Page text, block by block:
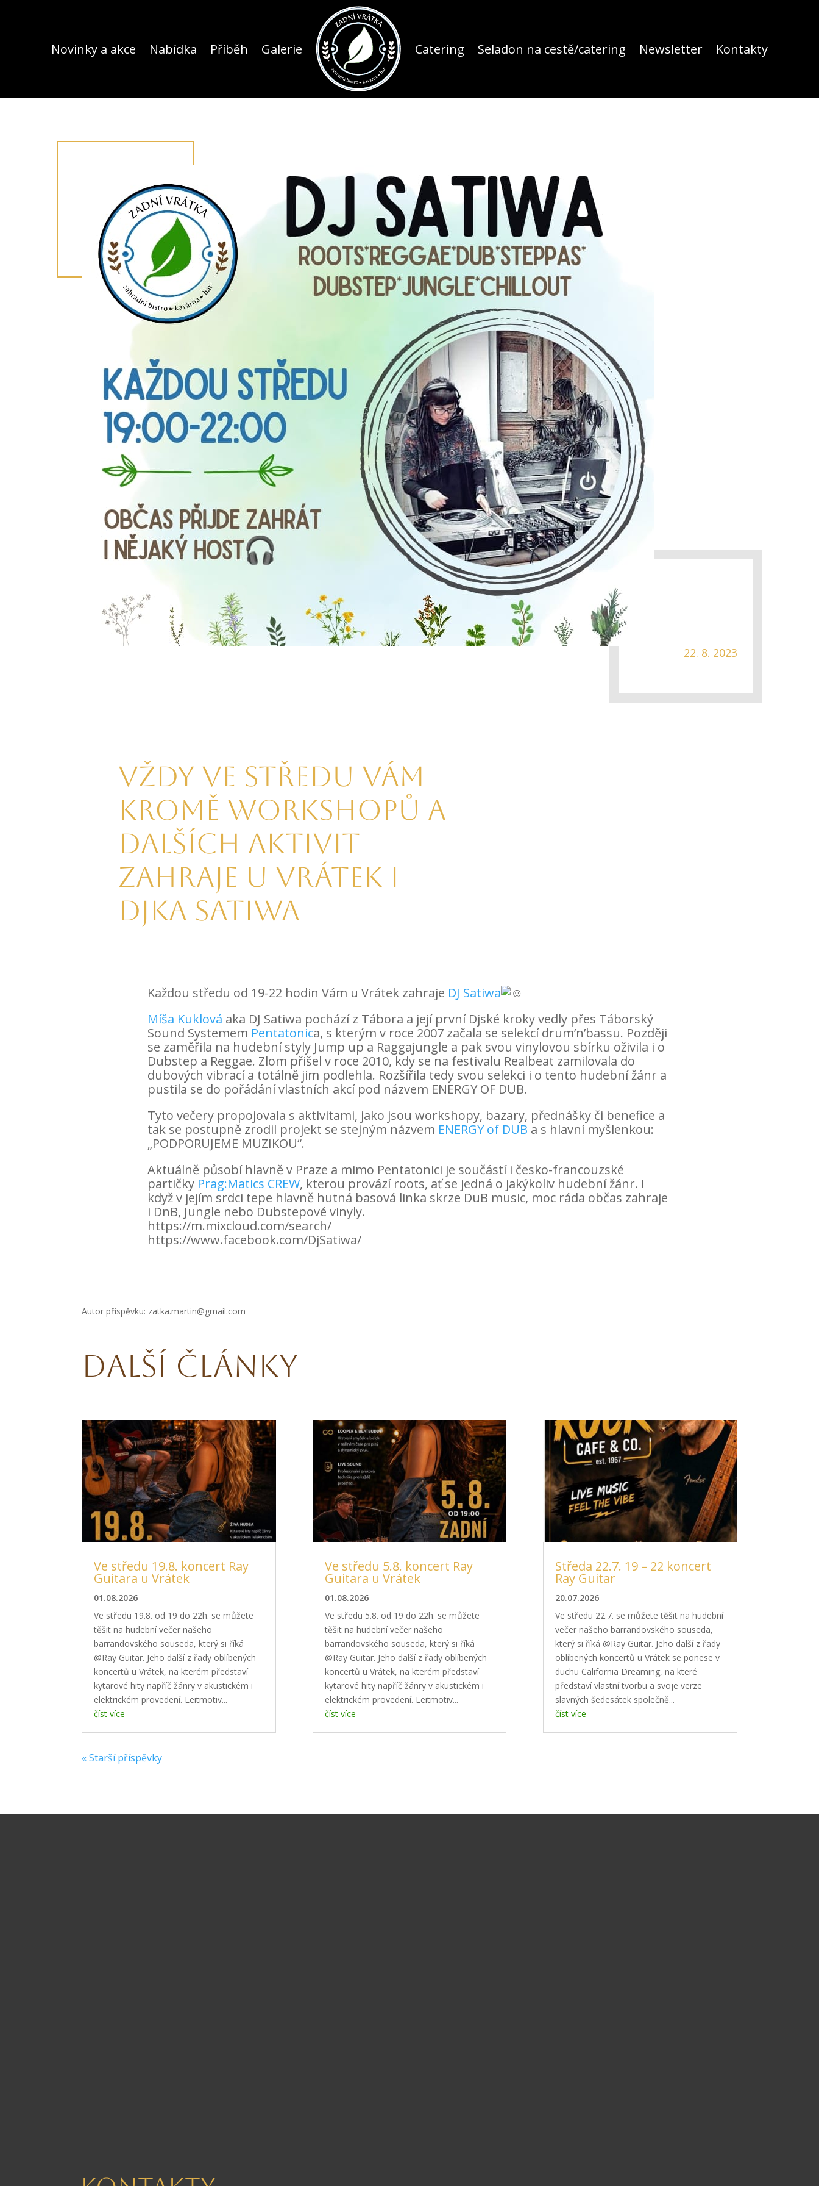
Novinky a akce Nabídka Příběh Galerie Catering Seladon na cestě/catering Newsletter Kontakty
22. 8. 2023
Vždy ve středu Vám
kromě workshopů a
dalších aktivit
zahraje u Vrátek i
Djka Satiwa
Každou středu od 19-22 hodin Vám u Vrátek zahraje DJ Satiwa
Míša Kuklová aka DJ Satiwa pochází z Tábora a její první Djské kroky vedly přes Táborský
Sound Systemem Pentatonica, s kterým v roce 2007 začala se selekcí drum’n’bassu. Později
se zaměřila na hudební styly Jump up a Raggajungle a pak svou vinylovou sbírku oživila i o
Dubstep a Reggae. Zlom přišel v roce 2010, kdy se na festivalu Realbeat zamilovala do
dubových vibrací a totálně jim podlehla. Rozšířila tedy svou selekci i o tento hudební žánr a
pustila se do pořádání vlastních akcí pod názvem ENERGY OF DUB.
Tyto večery propojovala s aktivitami, jako jsou workshopy, bazary, přednášky či benefice a
tak se postupně zrodil projekt se stejným názvem ENERGY of DUB a s hlavní myšlenkou:
„PODPORUJEME MUZIKOU“.
Aktuálně působí hlavně v Praze a mimo Pentatonici je součástí i česko-francouzské
partičky Prag:Matics CREW, kterou provází roots, ať se jedná o jakýkoliv hudební žánr. I
když v jejím srdci tepe hlavně hutná basová linka skrze DuB music, moc ráda občas zahraje
i DnB, Jungle nebo Dubstepové vinyly.
https://m.mixcloud.com/search/
https://www.facebook.com/DjSatiwa/
Autor příspěvku: zatka.martin@gmail.com
Další články
Ve středu 19.8. koncert Ray
Guitara u Vrátek
01.08.2026
Ve středu 19.8. od 19 do 22h. se můžete
těšit na hudební večer našeho
barrandovského souseda, který si říká
@Ray Guitar. Jeho další z řady oblíbených
koncertů u Vrátek, na kterém představí
kytarové hity napříč žánry v akustickém i
elektrickém provedení. Leitmotiv...
číst více
Ve středu 5.8. koncert Ray
Guitara u Vrátek
01.08.2026
Ve středu 5.8. od 19 do 22h. se můžete
těšit na hudební večer našeho
barrandovského souseda, který si říká
@Ray Guitar. Jeho další z řady oblíbených
koncertů u Vrátek, na kterém představí
kytarové hity napříč žánry v akustickém i
elektrickém provedení. Leitmotiv...
číst více
Středa 22.7. 19 – 22 koncert
Ray Guitar
20.07.2026
Ve středu 22.7. se můžete těšit na hudební
večer našeho barrandovského souseda,
který si říká @Ray Guitar. Jeho další z řady
oblíbených koncertů u Vrátek se ponese v
duchu California Dreaming, na které
představí vlastní tvorbu a svoje verze
slavných šedesátek společně...
číst více
« Starší příspěvky